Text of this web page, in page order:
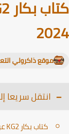
موقع ذاكرولي
انتقل سريعا إلى
كتاب بكار KG2 عربي الترم الاول